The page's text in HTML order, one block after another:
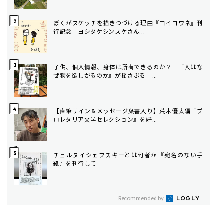
ぼくがスケッチを描きつづける理由――『ヨイヨワネ』刊
行記念 ヨシタケシンスケさん...
子供、個人情報、身体は所有できるのか？ 『人はな
ぜ物を欲しがるのか』が揺さぶる「...
【直筆サイン＆メッセージ葉書入り】荒木優太編『プ
ロレタリア文学セレクション』を好...
チェルヌイシェフスキーとは何者か――『宛名のない手
紙』を刊行して
Recommended by